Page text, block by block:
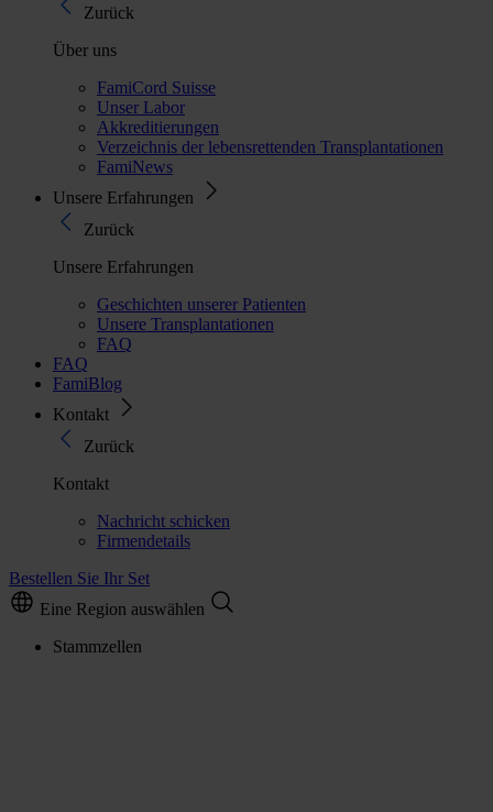
Zurück
Über uns
FamiCord Suisse
Unser Labor
Akkreditierungen
Verzeichnis der lebensrettenden Transplantationen
FamiNews
Unsere Erfahrungen
Zurück
Unsere Erfahrungen
Geschichten unserer Patienten
Unsere Transplantationen
FAQ
FAQ
FamiBlog
Kontakt
Zurück
Kontakt
Nachricht schicken
Firmendetails
Bestellen Sie Ihr Set
Eine Region auswählen
Stammzellen